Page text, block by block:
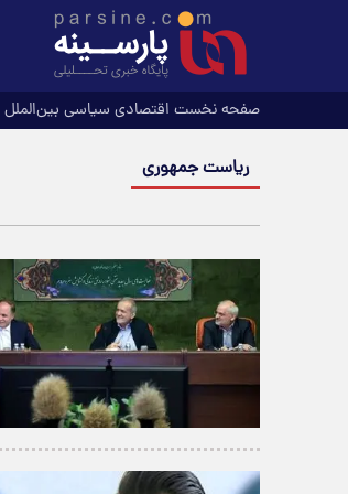
صفحه نخست اقتصادی سیاسی بین‌الملل
ریاست جمهوری